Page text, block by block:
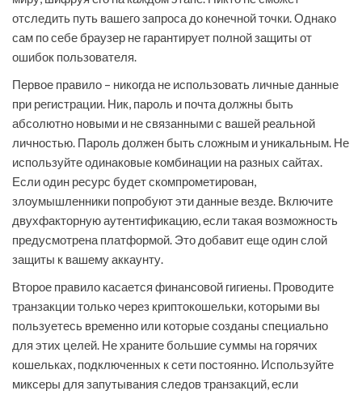
отследить путь вашего запроса до конечной точки. Однако
сам по себе браузер не гарантирует полной защиты от
ошибок пользователя.
Первое правило – никогда не использовать личные данные
при регистрации. Ник, пароль и почта должны быть
абсолютно новыми и не связанными с вашей реальной
личностью. Пароль должен быть сложным и уникальным. Не
используйте одинаковые комбинации на разных сайтах.
Если один ресурс будет скомпрометирован,
злоумышленники попробуют эти данные везде. Включите
двухфакторную аутентификацию, если такая возможность
предусмотрена платформой. Это добавит еще один слой
защиты к вашему аккаунту.
Второе правило касается финансовой гигиены. Проводите
транзакции только через криптокошельки, которыми вы
пользуетесь временно или которые созданы специально
для этих целей. Не храните большие суммы на горячих
кошельках, подключенных к сети постоянно. Используйте
миксеры для запутывания следов транзакций, если